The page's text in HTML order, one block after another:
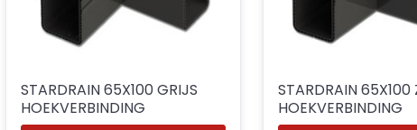
STARDRAIN 65X100 GRIJS
HOEKVERBINDING
STARDRAIN 65X100
HOEKVERBINDING